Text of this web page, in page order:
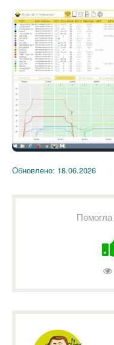
Обновлено: 18.06.2026